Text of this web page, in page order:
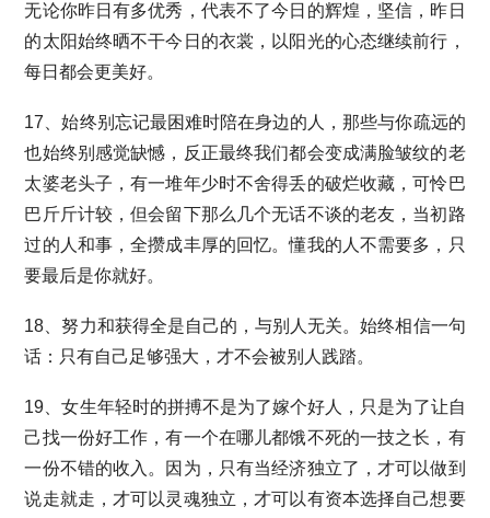
无论你昨日有多优秀，代表不了今日的辉煌，坚信，昨日
的太阳始终晒不干今日的衣裳，以阳光的心态继续前行，
每日都会更美好。
17、始终别忘记最困难时陪在身边的人，那些与你疏远的
也始终别感觉缺憾，反正最终我们都会变成满脸皱纹的老
太婆老头子，有一堆年少时不舍得丢的破烂收藏，可怜巴
巴斤斤计较，但会留下那么几个无话不谈的老友，当初路
过的人和事，全攒成丰厚的回忆。懂我的人不需要多，只
要最后是你就好。
18、努力和获得全是自己的，与别人无关。始终相信一句
话：只有自己足够强大，才不会被别人践踏。
19、女生年轻时的拼搏不是为了嫁个好人，只是为了让自
己找一份好工作，有一个在哪儿都饿不死的一技之长，有
一份不错的收入。因为，只有当经济独立了，才可以做到
说走就走，才可以灵魂独立，才可以有资本选择自己想要